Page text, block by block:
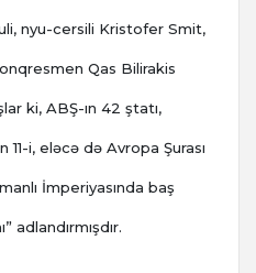
nyu-cersili Kristofer Smit,
Qas Bilirakis
ki, ABŞ-ın 42 ştatı,
i, eləcə də Avropa Şurası
İmperiyasında baş
adlandırmışdır.